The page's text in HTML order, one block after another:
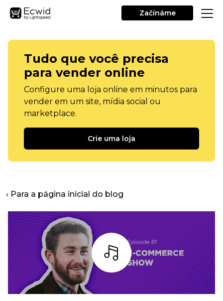
Začínáme
Tudo que você precisa
para vender online
Configure uma loja online em minutos para
vender em um site, mídia social ou
marketplace.
Crie uma loja
‹ Para a página inicial do blog